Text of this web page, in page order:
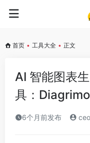
首页 • 工具大全 • 正文
AI 智能图表
具：Diagrimo
6个月前发布